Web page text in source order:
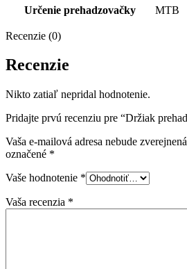
Určenie prehadzovačky MTB
Recenzie (0)
Recenzie
Nikto zatiaľ nepridal hodnotenie.
Pridajte prvú recenziu pre “Držiak
Vaša e-mailová adresa nebude
označené *
Vaše hodnotenie *
Vaša recenzia *